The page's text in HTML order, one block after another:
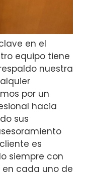
en el
equipo tiene
nuestra
por un
hacia
sus
es
siempre con
cada uno de